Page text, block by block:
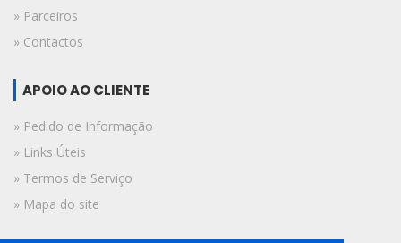
» Parceiros
» Contactos
APOIO AO CLIENTE
» Pedido de Informação
» Links Úteis
» Termos de Serviço
» Mapa do site